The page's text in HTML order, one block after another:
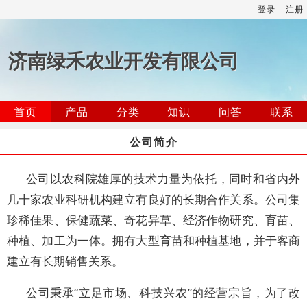
登录 注册
济南绿禾农业开发有限公司
首页 产品 分类 知识 问答
联系
公司简介
公司以农科院雄厚的技术力量为依托，同时和省内外
几十家农业科研机构建立有良好的长期合作关系。公司集
珍稀佳果、保健蔬菜、奇花异草、经济作物研究、育苗、
种植、加工为一体。拥有大型育苗和种植基地，并于客商
建立有长期销售关系。
公司秉承“立足市场、科技兴农”的经营宗旨，为了改